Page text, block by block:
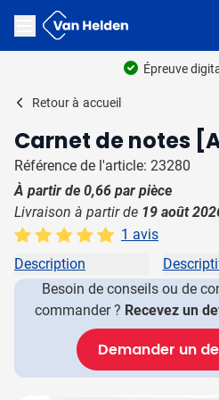
Aller au contenu
Ouvrir le menu
Épreuve
Retour à accueil
Carnet de notes
Référence de l'article: 23280
À partir de 0,66 par pièce
Livraison à partir de 19 août
1 avis
Description
Besoin de conseils ou de
commander ? Recevez un
Demander un